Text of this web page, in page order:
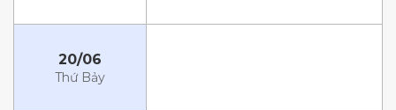
20/06
Thứ Bảy